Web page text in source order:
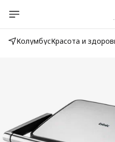
КолумбусКрасота и